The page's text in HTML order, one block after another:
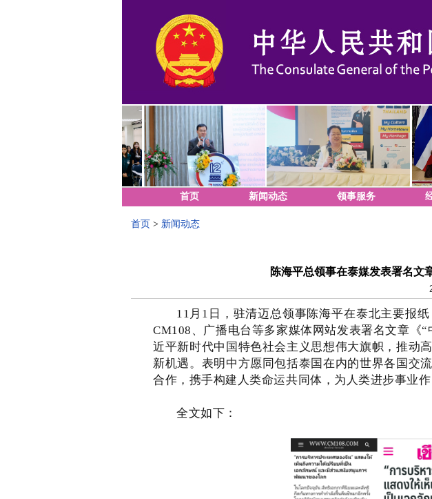
首页 新闻动态 领事服务
首页 > 新闻动态
陈海平总领事在泰媒发表署名文
11月1日，驻清迈总领事陈海平在泰北主要报
CM108、广播电台等多家媒体网站发表署名文章《
近平新时代中国特色社会主义思想伟大旗帜，推动
新机遇。表明中方愿同包括泰国在内的世界各国交
合作，携手构建人类命运共同体，为人类进步事业作
全文如下：